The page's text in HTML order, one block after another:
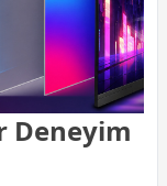
Deneyim